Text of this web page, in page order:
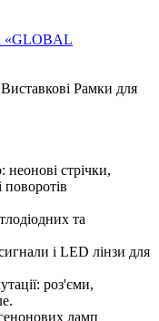
«GLOBAL
Рамки для
неонові стрічки,
та
і LED лінзи для
роз'єми,
ламп